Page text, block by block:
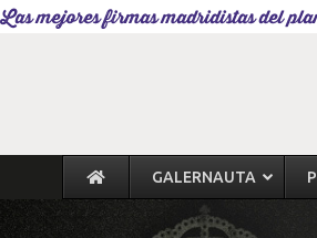
Las mejores firmas madridistas del
GALERNAUTA